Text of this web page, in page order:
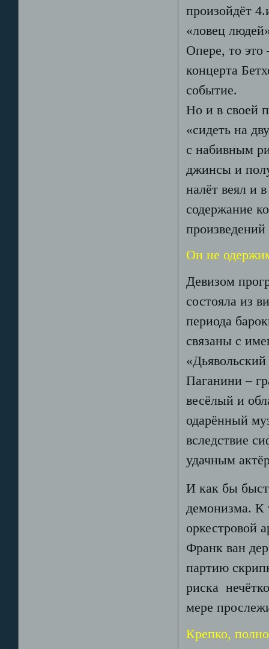
произойдёт
«ловец
Опере, то это
концерта
событие.
Но и в своей
«сидеть на
с набивным
джинсы и
налёт веял и
содержание
Он не
Девизом
состояла из
периода
связаны с
Паганини –
весёлый и
одарённый
вследствие
удачным
И как бы
демонизма. К
оркестровой
Франк ван
партию
риска
мере
Крепко,